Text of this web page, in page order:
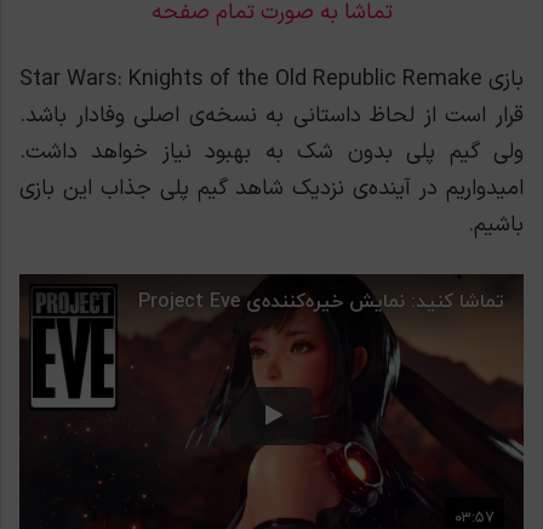
تماشا به صورت تمام صفحه
بازی Star Wars: Knights of the Old Republic Remake
قرار است از لحاظ داستانی به نسخه‌ی اصلی وفادار باشد.
ولی گیم پلی بدون شک به بهبود نیاز خواهد داشت.
امیدواریم در آینده‌ی نزدیک شاهد گیم پلی جذاب این بازی
باشیم.